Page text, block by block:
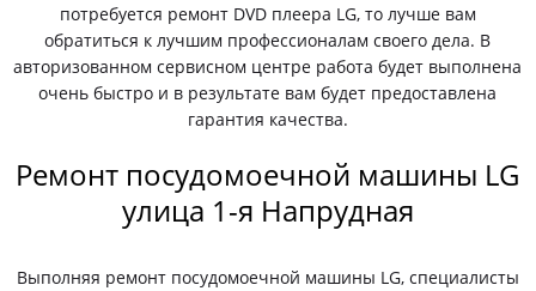
потребуется ремонт DVD плеера LG, то лучше вам
обратиться к лучшим профессионалам своего дела. В
авторизованном сервисном центре работа будет выполнена
очень быстро и в результате вам будет предоставлена
гарантия качества.
Ремонт посудомоечной машины LG
улица 1-я Напрудная
Выполняя ремонт посудомоечной машины LG, специалисты